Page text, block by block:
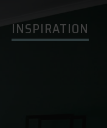
INSPIRATION